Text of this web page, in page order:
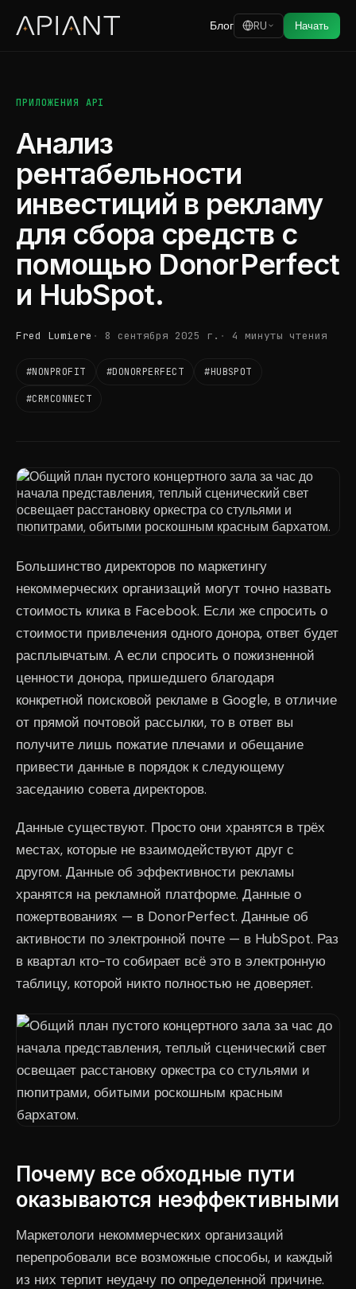
Блог RU Начать
ПРИЛОЖЕНИЯ API
Анализ
рентабельности
инвестиций в рекламу
для сбора средств с
помощью DonorPerfect
и HubSpot.
Fred Lumiere 8 сентября 2025 г. 4 минуты чтения
#NONPROFIT #DONORPERFECT #HUBSPOT
#CRMCONNECT
Большинство директоров по маркетингу
некоммерческих организаций могут точно назвать
стоимость клика в Facebook. Если же спросить о
стоимости привлечения одного донора, ответ будет
расплывчатым. А если спросить о пожизненной
ценности донора, пришедшего благодаря
конкретной поисковой рекламе в Google, в отличие
от прямой почтовой рассылки, то в ответ вы
получите лишь пожатие плечами и обещание
привести данные в порядок к следующему
заседанию совета директоров.
Данные существуют. Просто они хранятся в трёх
местах, которые не взаимодействуют друг с
другом. Данные об эффективности рекламы
хранятся на рекламной платформе. Данные о
пожертвованиях — в DonorPerfect. Данные об
активности по электронной почте — в HubSpot. Раз
в квартал кто-то собирает всё это в электронную
таблицу, которой никто полностью не доверяет.
Почему все обходные пути
оказываются неэффективными
Маркетологи некоммерческих организаций
перепробовали все возможные способы, и каждый
из них терпит неудачу по определенной причине.